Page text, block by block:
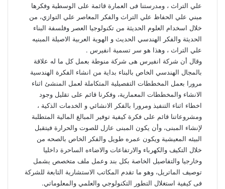
علي التراث ، ومدرستنا فى العمارة قائمة على الوسطية وفكرها
مبني علي الحفاظ علي التراث والفكر المعاصر علي التوازي، من
خلال اسخدام العلوم الحديثة من تكنولوجيا العصر وفلسفة البناء
الحديثة والفكر الهندسي الحديث و الهوية العربية الاصيلة المبنيه
علي التراث ، وهذا هو سر تسمية انفيرس .
وقال أن شركة انفيرس هى شركة منوطة بعمل كل ما له علاقة
بالمجال الهندسي الخاص بالبناء بداية من انشاء الفكرة الهندسية
مرورا بعمل المخططات التفصيلية المتكاملة لعمل المنشئ اثناء
الانشاء والمخططات المعمارية، وفكرنا قائم على تقليل وجود
اخطاء اثناء التنفيذ ومرورا بالفكر الانشائي و الخدمات الذكية ،
ومشروعاتنا قائم على فكرة كيفية توفير المبالغ المالية المتطلبة
لإنشاء المبنى، وأن يكون المبنى عازل للصوت والحرارة فيتقبل
البيئه المعيشية ويكون عمره طويل والفكر الخاص بالصحه من
خلال التكيف والكهرباء والارتفاعات والاضاءه الساحرة داخليا
وخارجيا والتفاصيل الخاصة بكل بند وعمل ملف متخصص يشمل
توصيف الماتريل، وهو ما تقدم المكاتب الاستشارية التابعة للشركة
فى كيفية استغلال التطور التكنولوجي والعلمي والمعلوماتي.